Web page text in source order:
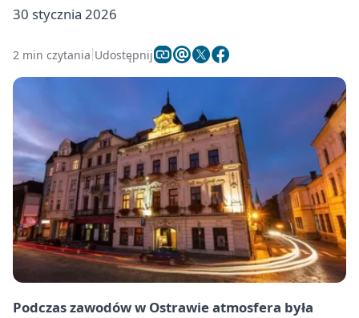
30 stycznia 2026
2 min czytania Udostępnij
Podczas zawodów w Ostrawie atmosfera była